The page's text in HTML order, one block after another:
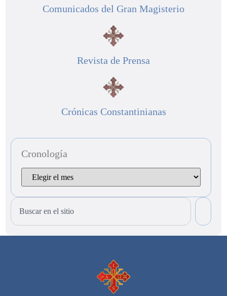
Comunicados del Gran Magisterio
Revista de Prensa
Crónicas Constantinianas
Cronología